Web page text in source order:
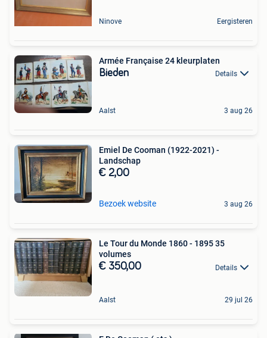
Ninove Eergisteren
Armée Française 24 kleurplaten
Bieden Details
Aalst 3 aug 26
Emiel De Cooman (1922-2021) -
Landschap
€ 2,00
Bezoek website 3 aug 26
Le Tour du Monde 1860 - 1895 35
volumes
€ 350,00 Details
Aalst 29 jul 26